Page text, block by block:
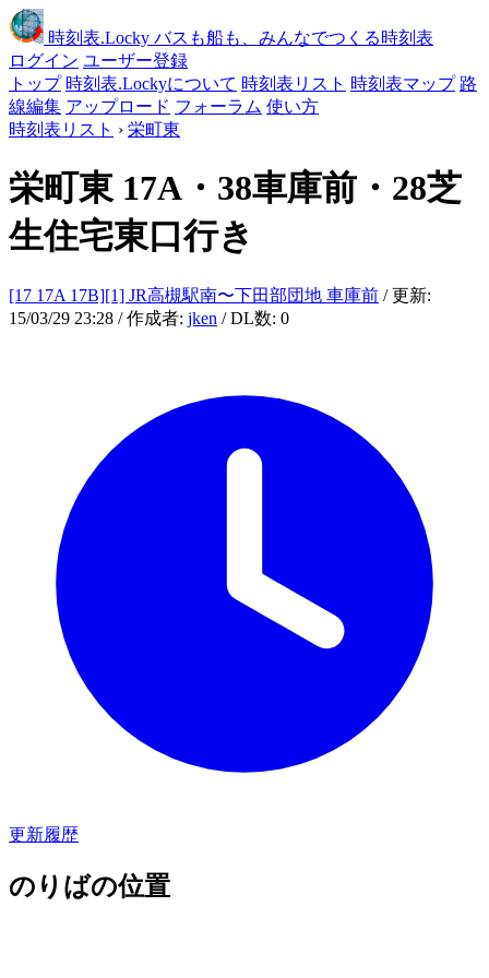
時刻表.Locky バスも船も、みんなでつくる時刻表
ログイン ユーザー登録
トップ 時刻表.Lockyについて 時刻表リスト 時刻表マップ 路
線編集 アップロード フォーラム 使い方
時刻表リスト › 栄町東
栄町東 17A・38車庫前・28芝
生住宅東口行き
[17 17A 17B][1] JR高槻駅南〜下田部団地 車庫前 / 更新:
15/03/29 23:28 / 作成者: jken / DL数: 0
更新履歴
のりばの位置